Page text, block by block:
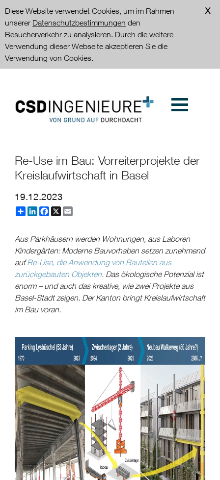
Diese Website verwendet Cookies, um im Rahmen
unserer Datenschutzbestimmungen den
Besucherverkehr zu analysieren. Durch die weitere
Verwendung dieser Webseite akzeptieren Sie die
Verwendung von Cookies.
Re-Use im Bau: Vorreiterprojekte der
Kreislaufwirtschaft in Basel
19.12.2023
PartagerLinkedInFacebook
Aus Parkhäusern werden Wohnungen, aus Laboren
Kindergärten: Moderne Bauvorhaben setzen zunehmend
aufRe-Use, die Anwendung von Bauteilen aus
zurückgebauten Objekten. Das ökologische Potenzial ist
enorm – und auch das kreative, wie zwei Projekte aus
Basel-Stadt zeigen. Der Kanton bringt Kreislaufwirtschaft
im Bau voran.